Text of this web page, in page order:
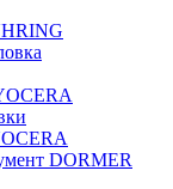
DORMER